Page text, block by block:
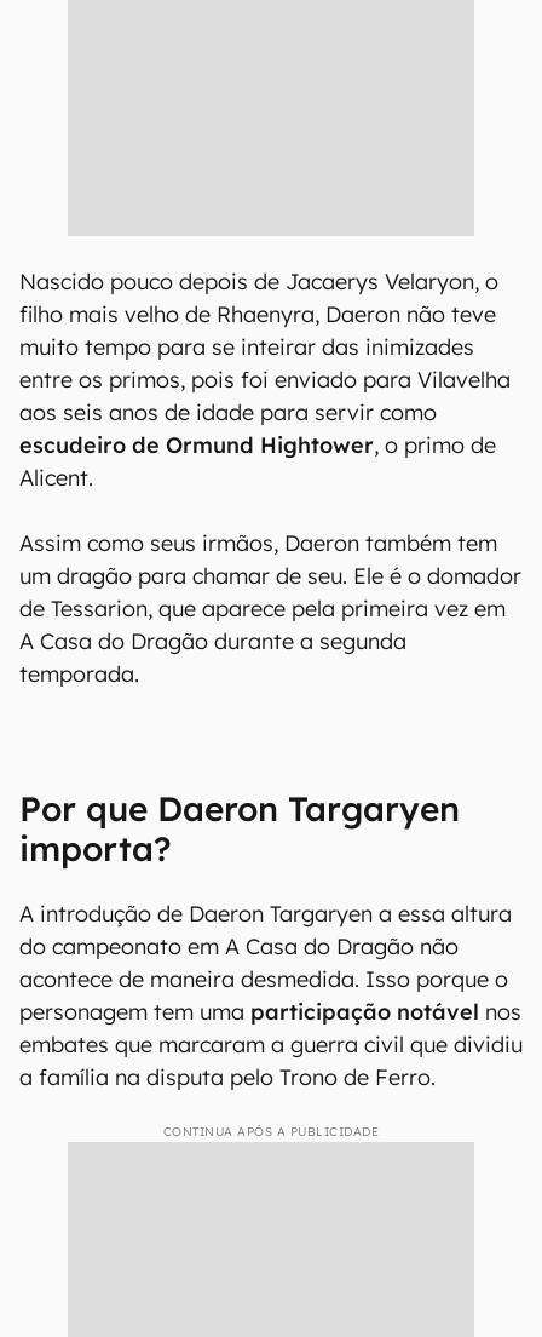
Nascido pouco depois de Jacaerys Velaryon, o
filho mais velho de Rhaenyra, Daeron não teve
muito tempo para se inteirar das inimizades
entre os primos, pois foi enviado para Vilavelha
aos seis anos de idade para servir como
escudeiro de Ormund Hightower, o primo de
Alicent.
Assim como seus irmãos, Daeron também tem
um dragão para chamar de seu. Ele é o domador
de Tessarion, que aparece pela primeira vez em
A Casa do Dragão durante a segunda
temporada.
Por que Daeron Targaryen
importa?
A introdução de Daeron Targaryen a essa altura
do campeonato em A Casa do Dragão não
acontece de maneira desmedida. Isso porque o
personagem tem uma participação notável nos
embates que marcaram a guerra civil que dividiu
a família na disputa pelo Trono de Ferro.
CONTINUA APÓS A PUBLICIDADE